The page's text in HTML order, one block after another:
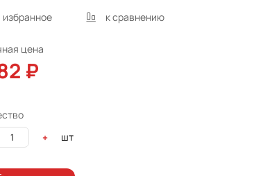
избранное к сравнению
цена
₽
+ шт